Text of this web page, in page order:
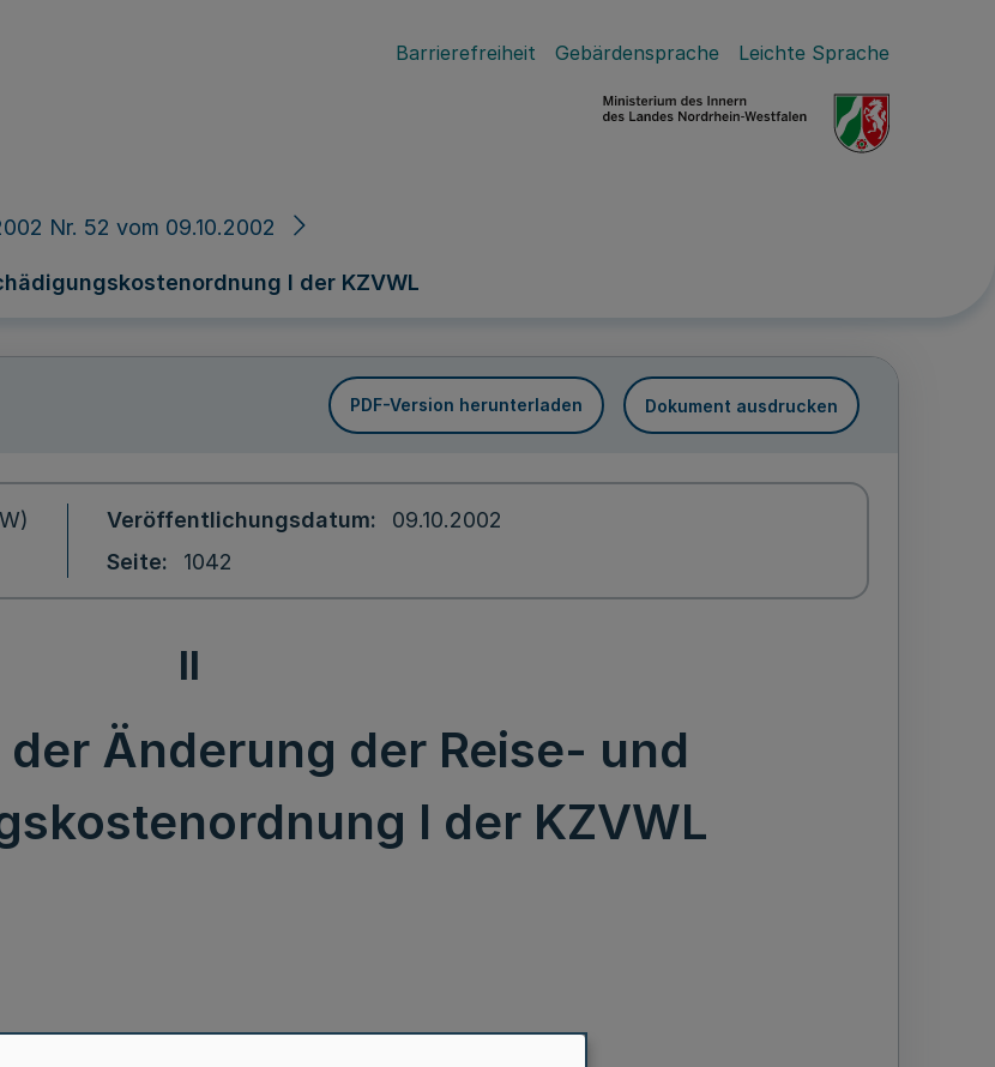
Barrierefreiheit Gebärdensprache Leichte Sprache
Nr. 52 vom 09.10.2002
I der KZVWL
PDF-Version herunterladen Dokument ausdrucken
Veröffentlichungsdatum
09.10.2002
Seite
1042
II
Änderung der Reise- und
I der KZVWL